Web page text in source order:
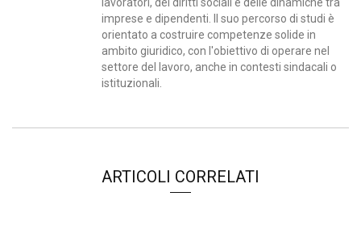
imprese e dipendenti. Il suo percorso di studi è
orientato a costruire competenze solide in
ambito giuridico, con l'obiettivo di operare nel
settore del lavoro, anche in contesti sindacali o
istituzionali.
ARTICOLI CORRELATI